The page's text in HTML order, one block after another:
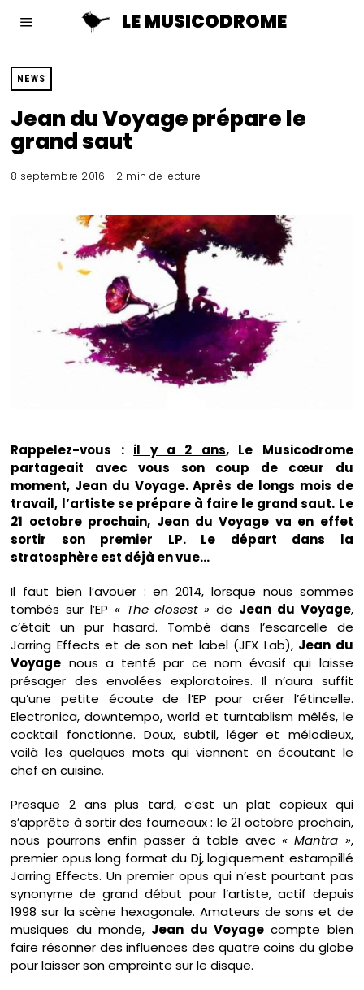
LE MUSICODROME
NEWS
Jean du Voyage prépare le
grand saut
8 septembre 2016 2 min de lecture
Rappelez-vous : il y a 2 ans, Le Musicodrome
partageait avec vous son coup de cœur du
moment, Jean du Voyage. Après de longs mois de
travail, l’artiste se prépare à faire le grand saut. Le
21 octobre prochain, Jean du Voyage va en effet
sortir son premier LP. Le départ dans la
stratosphère est déjà en vue…
Il faut bien l’avouer : en 2014, lorsque nous sommes
tombés sur l’EP « The closest » de Jean du Voyage,
c’était un pur hasard. Tombé dans l’escarcelle de
Jarring Effects et de son net label (JFX Lab), Jean du
Voyage nous a tenté par ce nom évasif qui laisse
présager des envolées exploratoires. Il n’aura suffit
qu’une petite écoute de l’EP pour créer l’étincelle.
Electronica, downtempo, world et turntablism mêlés, le
cocktail fonctionne. Doux, subtil, léger et mélodieux,
voilà les quelques mots qui viennent en écoutant le
chef en cuisine.
Presque 2 ans plus tard, c’est un plat copieux qui
s’apprête à sortir des fourneaux : le 21 octobre prochain,
nous pourrons enfin passer à table avec« Mantra »,
premier opus long format du Dj, logiquement estampillé
Jarring Effects. Un premier opus qui n’est pourtant pas
synonyme de grand début pour l’artiste, actif depuis
1998 sur la scène hexagonale. Amateurs de sons et de
musiques du monde, Jean du Voyagecompte bien
faire résonner des influences des quatre coins du globe
pour laisser son empreinte sur le disque.